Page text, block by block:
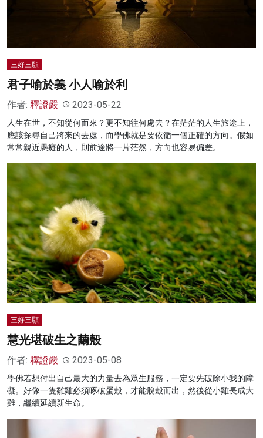
三好三願
君子喻於義 小人喻於利
作者: 釋證嚴 2023-05-22
人生在世，不知從何而來？更不知往何處去？在茫茫的人生旅途上，
應該探尋自己將來的去處，而學佛就是要依循一個正確的方向。假如
常常親近愚癡的人，則前途將一片茫然，方向也容易偏差。
三好三願
慧光堪破生之繭殼
作者: 釋證嚴 2023-05-08
學佛若想付出自己最大的力量去為眾生服務，一定要先破除小我的障
礙。好像一隻雛雞必須啄破蛋殼，才能脫殼而出，然後從小雞長成大
雞，繼續延續新生命。